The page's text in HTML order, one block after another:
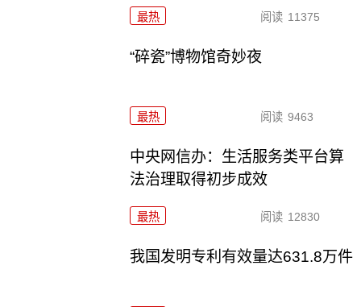
最热 阅读 11375
“碎瓷”博物馆奇妙夜
最热 阅读 9463
中央网信办：生活服务类平台算
法治理取得初步成效
最热 阅读 12830
我国发明专利有效量达631.8万件